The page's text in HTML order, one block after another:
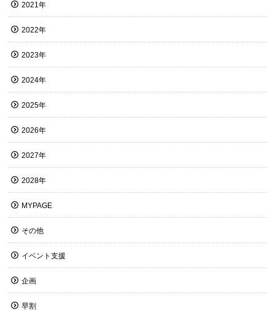
2021年
2022年
2023年
2024年
2025年
2026年
2027年
2028年
MYPAGE
その他
イベント支援
企画
早割